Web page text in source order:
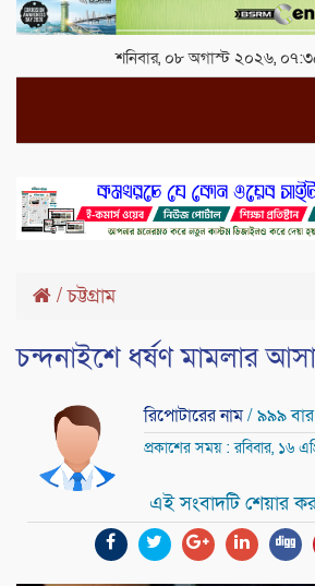
শনিবার, ০৮ অগাস্ট ২০২৬,
/চট্টগ্রাম
চন্দনাইশে ধর্ষণ মামলার
রিপোটারের নাম/ ৯৯৯
প্রকাশের সময় : রবিবার, ১৬
এই সংবাদটি শেয়ার